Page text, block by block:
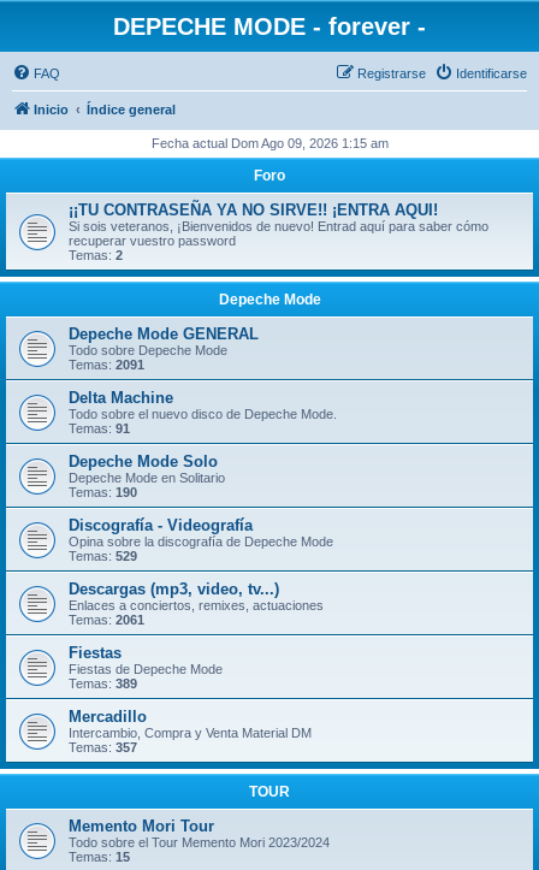
DEPECHE MODE - forever -
FAQ Identificarse
Registrarse
Inicio Índice general
Fecha actual Dom Ago 09, 2026 1:15 am
Foro
¡¡TU CONTRASEÑA YA NO SIRVE!! ¡ENTRA AQUI!
Si sois veteranos, ¡Bienvenidos de nuevo! Entrad aquí para saber cómo
recuperar vuestro password
Temas: 2
Depeche Mode
Depeche Mode GENERAL
Todo sobre Depeche Mode
Temas: 2091
Delta Machine
Todo sobre el nuevo disco de Depeche Mode.
Temas: 91
Depeche Mode Solo
Depeche Mode en Solitario
Temas: 190
Discografía - Videografía
Opina sobre la discografía de Depeche Mode
Temas: 529
Descargas (mp3, video, tv...)
Enlaces a conciertos, remixes, actuaciones
Temas: 2061
Fiestas
Fiestas de Depeche Mode
Temas: 389
Mercadillo
Intercambio, Compra y Venta Material DM
Temas: 357
TOUR
Memento Mori Tour
Todo sobre el Tour Memento Mori 2023/2024
Temas: 15